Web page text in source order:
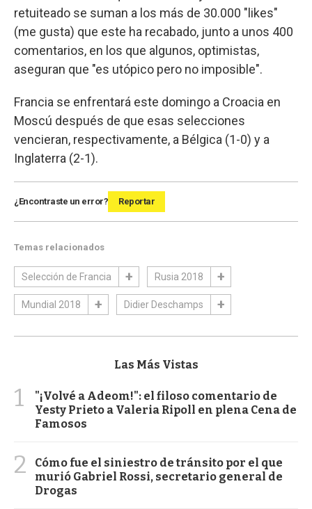
retuiteado se suman a los más de 30.000 "likes"
(me gusta) que este ha recabado, junto a unos 400
comentarios, en los que algunos, optimistas,
aseguran que "es utópico pero no imposible".
Francia se enfrentará este domingo a Croacia en
Moscú después de que esas selecciones
vencieran, respectivamente, a Bélgica (1-0) y a
Inglaterra (2-1).
¿Encontraste un error? Reportar
Temas relacionados
Selección de Francia Rusia 2018
Mundial 2018 Didier Deschamps
Las Más Vistas
1
"¡Volvé a Adeom!": el filoso comentario de
Yesty Prieto a Valeria Ripoll en plena Cena de
Famosos
2
Cómo fue el siniestro de tránsito por el que
murió Gabriel Rossi, secretario general de
Drogas